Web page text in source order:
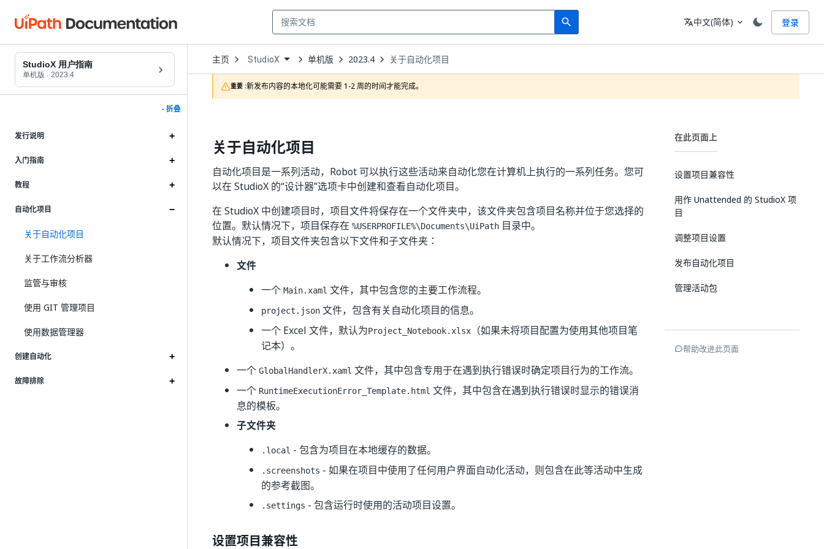
search
Search 语言
translate中文(简体) expand_more 登录
StudioX 用户指南
单机版 · 2023.4
- 折叠
发行说明
入门指南
教程
自动化项目
关于自动化项目
关于工作流分析器
监管与审核
使用 GIT 管理项目
使用数据管理器
创建自动化
故障排除
主页 Open
Dropdown
to
choose
product
StudioX 单机版 2023.4 关于自动化项目
重要 :新发布内容的本地化可能需要 1-2 周的时间才能完成。
关于自动化项目
自动化项目是一系列活动，Robot 可以执行这些活动来自动化您在计算机上执行的一系列任务。您可
以在 StudioX 的“设计器”选项卡中创建和查看自动化项目。
在 StudioX 中创建项目时，项目文件将保存在一个文件夹中，该文件夹包含项目名称并位于您选择的
位置。默认情况下，项目保存在 %USERPROFILE%\Documents\UiPath 目录中。
默认情况下，项目文件夹包含以下文件和子文件夹：
文件
一个 Main.xaml 文件，其中包含您的主要工作流程。
project.json 文件，包含有关自动化项目的信息。
一个 Excel 文件，默认为Project_Notebook.xlsx
（如果未将项目配置为使用其他项目笔
记本）。
一个 GlobalHandlerX.xaml 文件，其中包含专用于在遇到执行错误时确定项目行为的工作流。
一个 RuntimeExecutionError_Template.html 文件，其中包含在遇到执行错误时显示的错误消
息的模板。
子文件夹
.local - 包含为项目在本地缓存的数据。
.screenshots - 如果在项目中使用了任何用户界面自动化活动，则包含在此等活动中生成
的参考截图。
.settings - 包含运行时使用的活动项目设置。
设置项目兼容性
在此页面上
设置项目兼容性
用作 Unattended 的 StudioX 项
目
调整项目设置
发布自动化项目
管理活动包
帮助改进此页面